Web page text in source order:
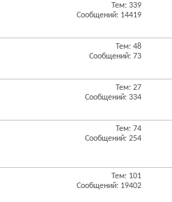
Тем: 339
Сообщений: 14419
Тем: 48
Сообщений: 73
Тем: 27
Сообщений: 334
Тем: 74
Сообщений: 254
Тем: 101
Сообщений: 19402